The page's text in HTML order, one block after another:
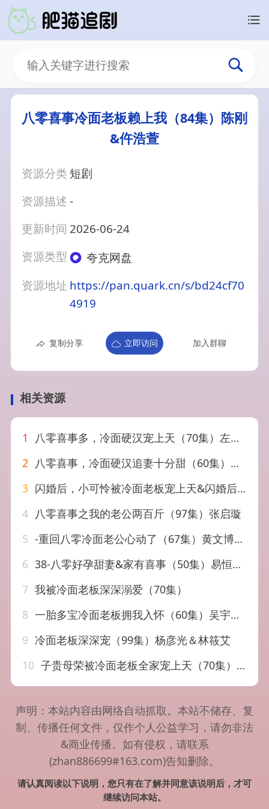
八零喜事冷面老板赖上我（84集）陈刚
&仵浩萱
资源分类 短剧
资源描述-
更新时间 2026-06-24
资源类型
夸克网盘
资源地址 https://pan.quark.cn/s/bd24cf70
4919
复制分享 立即访问 加入群聊
相关资源
1
八零喜事多，冷面硬汉宠上天（70集）左馨&张凤鑫
2 八零喜事，冷面硬汉追妻十分甜（60集）付予&石佳
3 闪婚后，小可怜被冷面老板宠上天&闪婚后小可怜被冷面老板宠上天（87集）杨佳蕾&向昊
4 八零喜事之我的老公两百斤（97集）张启璇
5 -重回八零冷面老公心动了（67集）黄文博&王小亿
6 38-八零好孕甜妻&家有喜事（50集）易恒&孙丛姗
7 我被冷面老板深深溺爱（70集）
8 一胎多宝冷面老板拥我入怀（60集）吴宇航&徐小舒
9 冷面老板深深宠（99集）杨彦光＆林筱艾
10 子贵母荣被冷面老板全家宠上天（70集）邵之鹏＆车超炎
声明：本站内容由网络自动抓取。本站不储存、复
制、传播任何文件，仅作个人公益学习，请勿非法
&商业传播。如有侵权，请联系
(zhan886699#163.com)告知删除。
请认真阅读以下说明，您只有在了解并同意该说明后，才可
继续访问本站。